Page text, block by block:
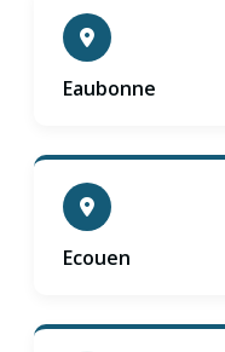
Eaubonne
Ecouen